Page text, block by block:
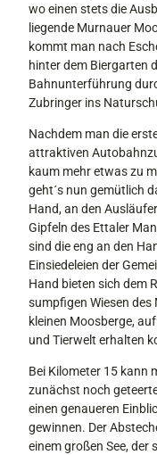
wo einen stets die
liegende Murnauer
kommt man nach
hinter dem Biergarten
Bahnunterführung
Zubringer ins
Nachdem man die
attraktiven
kaum mehr etwas zu
geht´s nun gemütlich
Hand, an den
Gipfeln des Ettaler
sind die eng an den
Einsiedeleien der
Hand bieten sich dem
sumpfigen Wiesen des
kleinen Moosberge,
und Tierwelt erhalten
Bei Kilometer 15 kann
zunächst noch
einen genaueren
gewinnen. Der
einem großen See, der